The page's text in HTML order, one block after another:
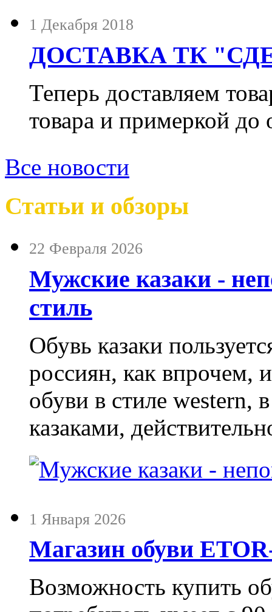
1 Декабря 2018
ДОСТАВКА ТК
Теперь доставляем
товара и примеркой
Все новости
Статьи и обзоры
22 Февраля 2026
Мужские казаки -
стиль
Обувь казаки
россиян, как впрочем,
обуви в стиле western,
казаками,
1 Января 2026
Магазин обуви
Возможность купить